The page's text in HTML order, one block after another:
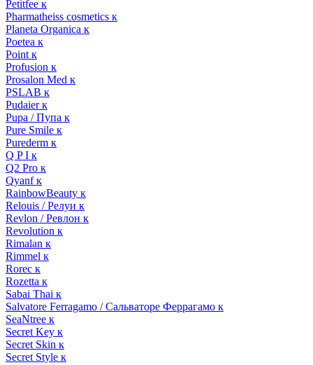
Petitfee к
Pharmatheiss cosmetics к
Planeta Organica к
Poetea к
Point к
Profusion к
Prosalon Med к
PSLAB к
Pudaier к
Pupa / Пупа к
Pure Smile к
Purederm к
Q P I к
Q2 Pro к
Qyanf к
RainbowBeauty к
Relouis / Релуи к
Revlon / Ревлон к
Revolution к
Rimalan к
Rimmel к
Rorec к
Rozetta к
Sabai Thai к
Salvatore Ferragamo / Сальваторе Феррагамо к
SeaNtree к
Secret Key к
Secret Skin к
Secret Style к